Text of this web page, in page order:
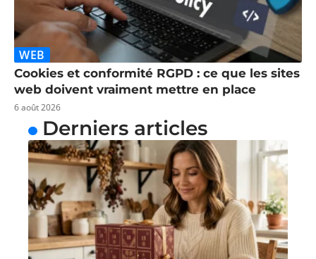
WEB
Cookies et conformité RGPD : ce que les sites
web doivent vraiment mettre en place
6 août 2026
Derniers articles